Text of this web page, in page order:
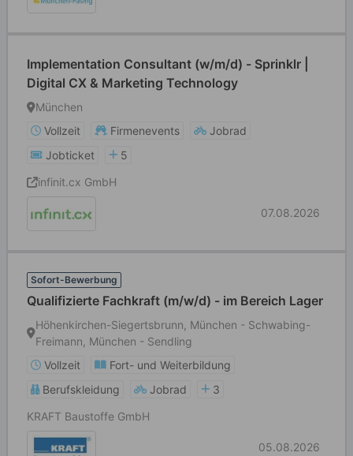
Implementation Consultant (w/m/d) - Sprinklr |
Digital CX & Marketing Technology
München
Vollzeit
Firmenevents
Jobrad
Jobticket
5
infinit.cx GmbH
07.08.2026
Sofort-Bewerbung
Qualifizierte Fachkraft (m/w/d) - im Bereich Lager
Höhenkirchen-Siegertsbrunn, München - Schwabing-
Freimann, München - Sendling
Vollzeit
Fort- und Weiterbildung
Berufskleidung
Jobrad
3
KRAFT Baustoffe GmbH
05.08.2026